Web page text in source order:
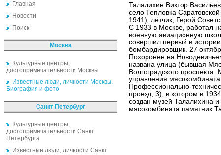
Главная
Новости
Поиск
Москва
Культурные центры,
достопримечательности Москвы
Известные люди, личности Москвы.
Биография и фото
Санкт Петербург
Культурные центры,
достопримечательности Санкт
Петербурга
Известные люди, личности Санкт
Талалихин Виктор
село Тепловка
1941), лётчик, Герой
С 1933 в Москве, работал
военную авиационную
совершил первый в
бомбардировщик. 27
Похоронен на
названа улица (бывшая
Волгоградского
управления
Профессионально-
проезд, 3), в котором в
создан музей Талалихина
мясокомбината памятник